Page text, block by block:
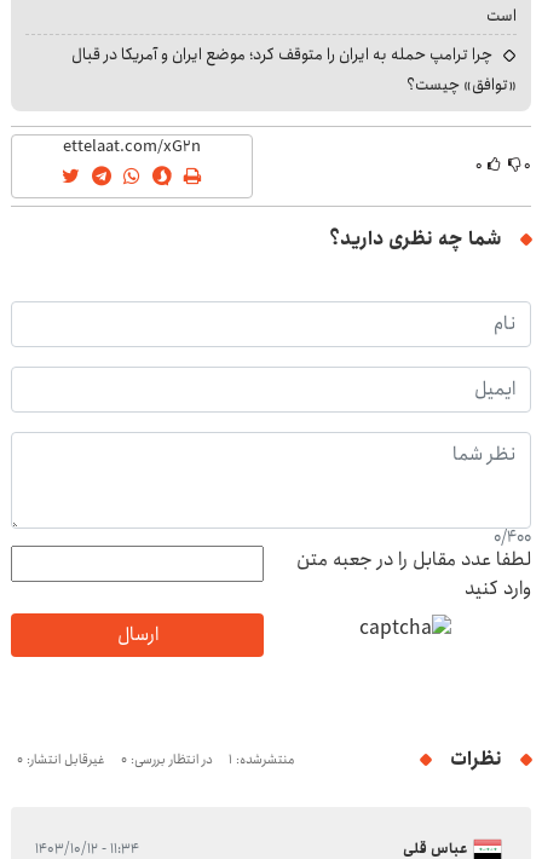
است
چرا ترامپ حمله به ایران را متوقف کرد؛ موضع ایران و آمریکا در قبال
«توافق» چیست؟
۰ ۰
شما چه نظری دارید؟
0/400
لطفا عدد مقابل را در جعبه متن
وارد کنید
ارسال
نظرات منتشرشده: 1 در انتظار بررسی: 0 غیرقابل انتشار: 0
عباس قلی ۱۱:۳۴ - ۱۴۰۳/۱۰/۱۲